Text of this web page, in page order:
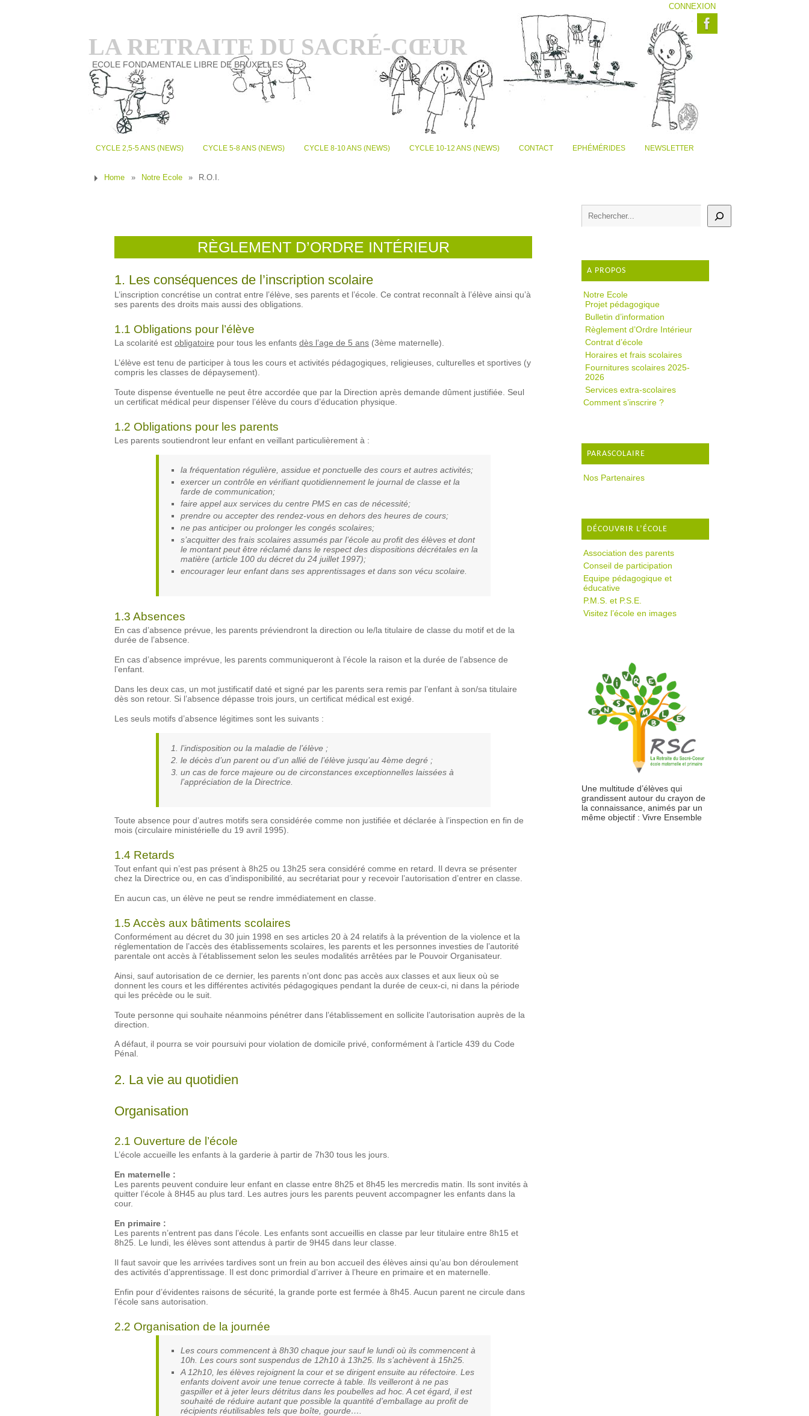
CONNEXION
LA RETRAITE DU SACRÉ-CŒUR
ECOLE FONDAMENTALE LIBRE DE BRUXELLES
CYCLE 2,5-5 ANS (NEWS) CYCLE 5-8 ANS (NEWS) CYCLE 8-10 ANS (NEWS) CYCLE 10-12 ANS (NEWS) CONTACT EPHÉMÉRIDES NEWSLETTER
Home » Notre Ecole » R.O.I.
RÈGLEMENT D’ORDRE INTÉRIEUR
1. Les conséquences de l’inscription scolaire
L’inscription concrétise un contrat entre l’élève, ses parents et l’école. Ce contrat reconnaît à l’élève ainsi qu’à
ses parents des droits mais aussi des obligations.
1.1 Obligations pour l’élève
La scolarité est obligatoire pour tous les enfants dès l’age de 5 ans (3ème maternelle).
L’élève est tenu de participer à tous les cours et activités pédagogiques, religieuses, culturelles et sportives (y
compris les classes de dépaysement).
Toute dispense éventuelle ne peut être accordée que par la Direction après demande dûment justifiée. Seul
un certificat médical peur dispenser l’élève du cours d’éducation physique.
1.2 Obligations pour les parents
Les parents soutiendront leur enfant en veillant particulièrement à :
la fréquentation régulière, assidue et ponctuelle des cours et autres activités;
exercer un contrôle en vérifiant quotidiennement le journal de classe et la
farde de communication;
faire appel aux services du centre PMS en cas de nécessité;
prendre ou accepter des rendez-vous en dehors des heures de cours;
ne pas anticiper ou prolonger les congés scolaires;
s’acquitter des frais scolaires assumés par l’école au profit des élèves et dont
le montant peut être réclamé dans le respect des dispositions décrétales en la
matière (article 100 du décret du 24 juillet 1997);
encourager leur enfant dans ses apprentissages et dans son vécu scolaire.
1.3 Absences
En cas d’absence prévue, les parents préviendront la direction ou le/la titulaire de classe du motif et de la
durée de l’absence.
En cas d’absence imprévue, les parents communiqueront à l’école la raison et la durée de l’absence de
l’enfant.
Dans les deux cas, un mot justificatif daté et signé par les parents sera remis par l’enfant à son/sa titulaire
dès son retour. Si l’absence dépasse trois jours, un certificat médical est exigé.
Les seuls motifs d’absence légitimes sont les suivants :
l’indisposition ou la maladie de l’élève ;
le décès d’un parent ou d’un allié de l’élève jusqu’au 4ème degré ;
un cas de force majeure ou de circonstances exceptionnelles laissées à
l’appréciation de la Directrice.
Toute absence pour d’autres motifs sera considérée comme non justifiée et déclarée à l’inspection en fin de
mois (circulaire ministérielle du 19 avril 1995).
1.4 Retards
Tout enfant qui n’est pas présent à 8h25 ou 13h25 sera considéré comme en retard. Il devra se présenter
chez la Directrice ou, en cas d’indisponibilité, au secrétariat pour y recevoir l’autorisation d’entrer en classe.
En aucun cas, un élève ne peut se rendre immédiatement en classe.
1.5 Accès aux bâtiments scolaires
Conformément au décret du 30 juin 1998 en ses articles 20 à 24 relatifs à la prévention de la violence et la
réglementation de l’accès des établissements scolaires, les parents et les personnes investies de l’autorité
parentale ont accès à l’établissement selon les seules modalités arrêtées par le Pouvoir Organisateur.
Ainsi, sauf autorisation de ce dernier, les parents n’ont donc pas accès aux classes et aux lieux où se
donnent les cours et les différentes activités pédagogiques pendant la durée de ceux-ci, ni dans la période
qui les précède ou le suit.
Toute personne qui souhaite néanmoins pénétrer dans l’établissement en sollicite l’autorisation auprès de la
direction.
A défaut, il pourra se voir poursuivi pour violation de domicile privé, conformément à l’article 439 du Code
Pénal.
2. La vie au quotidien
Organisation
2.1 Ouverture de l’école
L’école accueille les enfants à la garderie à partir de 7h30 tous les jours.
En maternelle :
Les parents peuvent conduire leur enfant en classe entre 8h25 et 8h45 les mercredis matin. Ils sont invités à
quitter l’école à 8H45 au plus tard. Les autres jours les parents peuvent accompagner les enfants dans la
cour.
En primaire :
Les parents n’entrent pas dans l’école. Les enfants sont accueillis en classe par leur titulaire entre 8h15 et
8h25. Le lundi, les élèves sont attendus à partir de 9H45 dans leur classe.
Il faut savoir que les arrivées tardives sont un frein au bon accueil des élèves ainsi qu’au bon déroulement
des activités d’apprentissage. Il est donc primordial d’arriver à l’heure en primaire et en maternelle.
Enfin pour d’évidentes raisons de sécurité, la grande porte est fermée à 8h45. Aucun parent ne circule dans
l’école sans autorisation.
2.2 Organisation de la journée
Les cours commencent à 8h30 chaque jour sauf le lundi où ils commencent à
10h. Les cours sont suspendus de 12h10 à 13h25. Ils s’achèvent à 15h25.
A 12h10, les élèves rejoignent la cour et se dirigent ensuite au réfectoire. Les
enfants doivent avoir une tenue correcte à table. Ils veilleront à ne pas
gaspiller et à jeter leurs détritus dans les poubelles ad hoc. A cet égard, il est
souhaité de réduire autant que possible la quantité d’emballage au profit de
récipients réutilisables tels que boîte, gourde….
A PROPOS
Notre Ecole
Projet pédagogique
Bulletin d’information
Règlement d’Ordre Intérieur
Contrat d’école
Horaires et frais scolaires
Fournitures scolaires 2025-
2026
Services extra-scolaires
Comment s’inscrire ?
PARASCOLAIRE
Nos Partenaires
DÉCOUVRIR L’ÉCOLE
Association des parents
Conseil de participation
Equipe pédagogique et
éducative
P.M.S. et P.S.E.
Visitez l’école en images
Une multitude d’élèves qui
grandissent autour du crayon de
la connaissance, animés par un
même objectif : Vivre Ensemble